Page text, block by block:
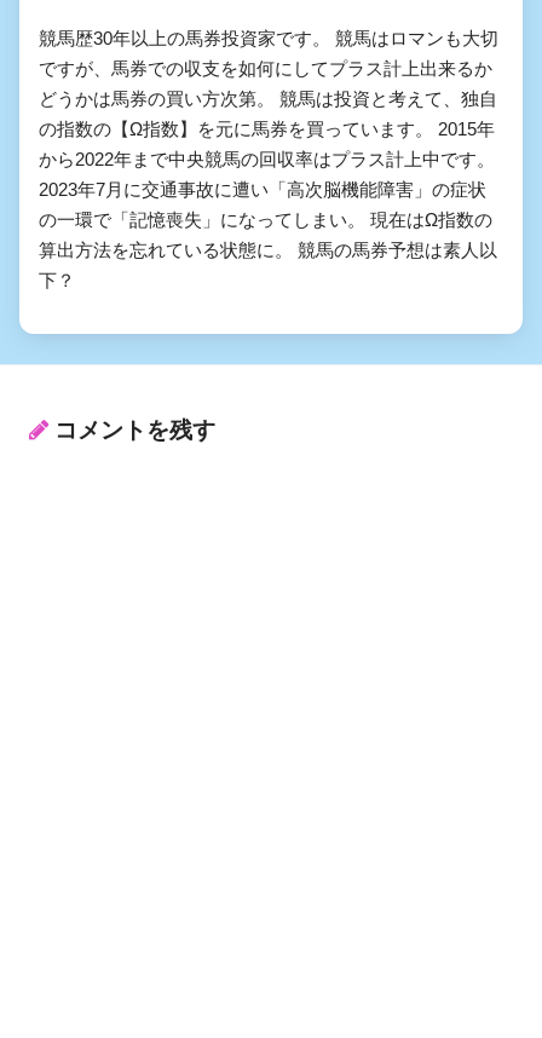
競馬歴30年以上の馬券投資家です。 競馬はロマンも大切
ですが、馬券での収支を如何にしてプラス計上出来るか
どうかは馬券の買い方次第。 競馬は投資と考えて、独自
の指数の【Ω指数】を元に馬券を買っています。 2015年
から2022年まで中央競馬の回収率はプラス計上中です。
2023年7月に交通事故に遭い「高次脳機能障害」の症状
の一環で「記憶喪失」になってしまい。 現在はΩ指数の
算出方法を忘れている状態に。 競馬の馬券予想は素人以
下？
コメントを残す